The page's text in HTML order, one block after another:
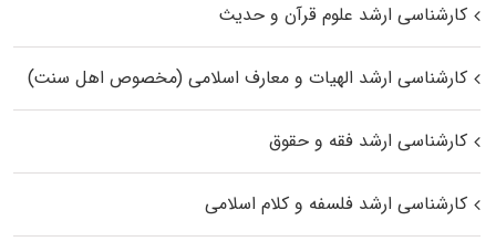
کارشناسی ارشد علوم قرآن و حدیث
کارشناسی ارشد الهیات و معارف اسلامی (مخصوص اهل سنت)
کارشناسی ارشد فقه و حقوق
کارشناسی ارشد فلسفه و کلام اسلامی